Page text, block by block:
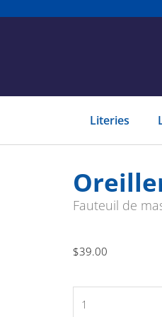
Literies
Fauteuil de
$39.00